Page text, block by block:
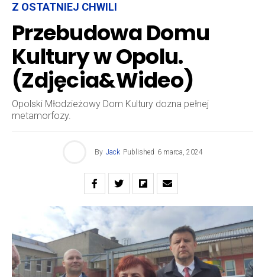
Z OSTATNIEJ CHWILI
Przebudowa Domu
Kultury w Opolu.
(Zdjęcia&Wideo)
Opolski Młodzieżowy Dom Kultury dozna pełnej
metamorfozy.
By Jack Published 6 marca, 2024